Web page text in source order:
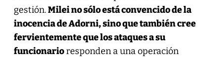
gestión.Milei no sólo está convencido de la
inocencia de Adorni, sino que también cree
fervientemente que los ataques a su
funcionarioresponden a una operación